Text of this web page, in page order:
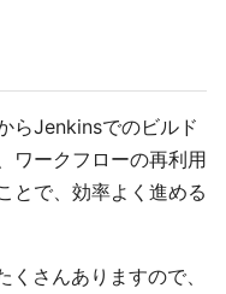
らJenkinsでのビルド
ワークフローの再利用
とで、効率よく進める
さんありますので、